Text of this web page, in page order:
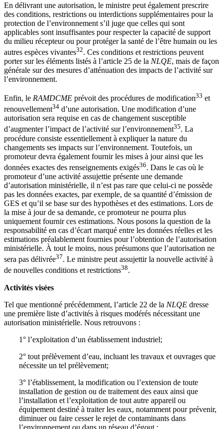
En délivrant une autorisation, le ministre peut également prescrire
des conditions, restrictions ou interdictions supplémentaires pour la
protection de l’environnement s’il juge que celles qui sont
applicables sont insuffisantes pour respecter la capacité de support
du milieu récepteur ou pour protéger la santé de l’être humain ou les
autres espèces vivantes32. Ces conditions et restrictions peuvent
porter sur les éléments listés à l’article 25 de la NLQE, mais de façon
générale sur des mesures d’atténuation des impacts de l’activité sur
l’environnement.
Enfin, le RAMDCME prévoit des procédures de modification33 et
renouvellement34 d’une autorisation. Une modification d’une
autorisation sera requise en cas de changement susceptible
d’augmenter l’impact de l’activité sur l’environnement35. La
procédure consiste essentiellement à expliquer la nature du
changements ses impacts sur l’environnement. Toutefois, un
promoteur devra également fournir les mises à jour ainsi que les
données exactes des renseignements exigés36. Dans le cas où le
promoteur d’une activité assujettie présente une demande
d’autorisation ministérielle, il n’est pas rare que celui-ci ne possède
pas les données exactes, par exemple, de sa quantité d’émission de
GES et qu’il se base sur des hypothèses et des estimations. Lors de
la mise à jour de sa demande, ce promoteur ne pourra plus
uniquement fournir ces estimations. Nous posons la question de la
responsabilité en cas d’écart marqué entre les données réelles et les
estimations préalablement fournies pour l’obtention de l’autorisation
ministérielle. À tout le moins, nous présumons que l’autorisation ne
sera pas délivrée37. Le ministre peut assujettir la nouvelle activité à
de nouvelles conditions et restrictions38.
Activités visées
Tel que mentionné précédemment, l’article 22 de la NLQE dresse
une première liste d’activités à risques modérés nécessitant une
autorisation ministérielle. Nous retrouvons :
1° l’exploitation d’un établissement industriel;
2° tout prélèvement d’eau, incluant les travaux et ouvrages que
nécessite un tel prélèvement;
3° l’établissement, la modification ou l’extension de toute
installation de gestion ou de traitement des eaux ainsi que
l’installation et l’exploitation de tout autre appareil ou
équipement destiné à traiter les eaux, notamment pour prévenir,
diminuer ou faire cesser le rejet de contaminants dans
l’environnement ou dans un réseau d’égout ;